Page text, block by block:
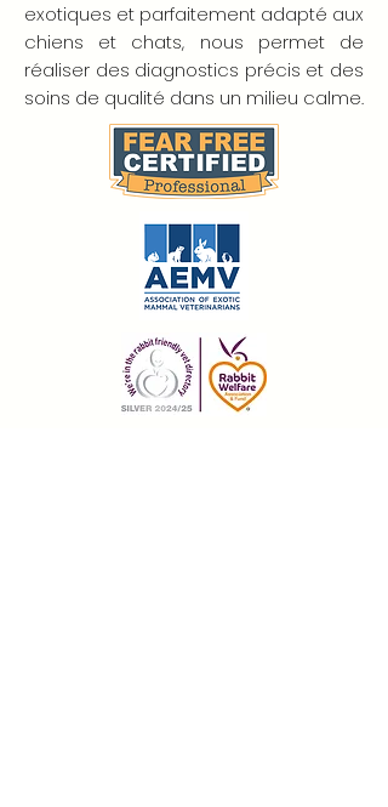
exotiques et parfaitement adapté aux
chiens et chats, nous permet de
réaliser des diagnostics précis et des
soins de qualité dans un milieu calme.